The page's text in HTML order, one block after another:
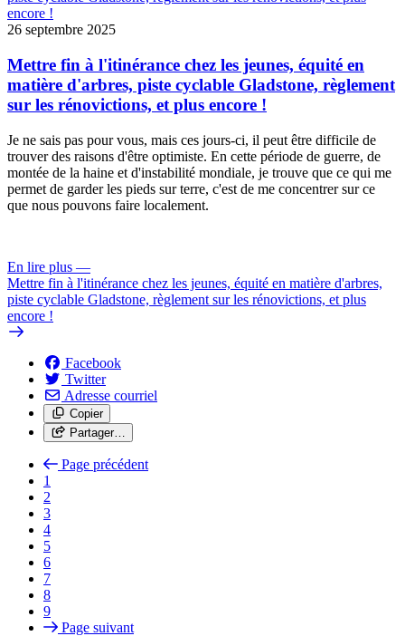
26 septembre 2025
Mettre fin à l'itinérance chez les jeunes, équité en
matière d'arbres, piste cyclable Gladstone, règlement
sur les rénovictions, et plus encore !
Je ne sais pas pour vous, mais ces jours-ci, il peut être difficile de
trouver des raisons d'être optimiste. En cette période de guerre, de
montée de la haine et d'instabilité mondiale, je trouve que ce qui me
permet de garder les pieds sur terre, c'est de me concentrer sur ce
que nous pouvons faire localement.
En lire plus —
Mettre fin à l'itinérance chez les jeunes, équité en matière d'arbres,
piste cyclable Gladstone, règlement sur les rénovictions, et plus
encore !
Facebook
Twitter
Adresse courriel
Copier
Partager…
Page précédent
1
2
3
4
5
6
7
8
9
Page suivant